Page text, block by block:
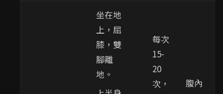
坐在地
上，屈
膝，雙
腳離
地。
每次
15-
20
次，
腹內